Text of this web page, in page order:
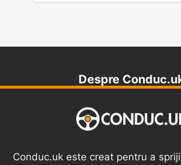
Despre
Conduc.uk este creat pentru a